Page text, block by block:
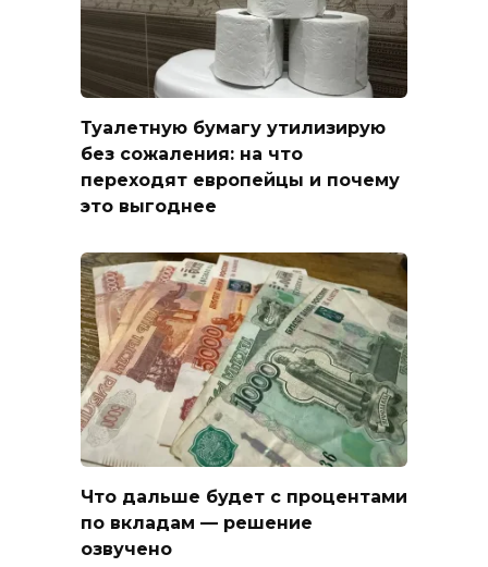
Туалетную бумагу утилизирую
без сожаления: на что
переходят европейцы и почему
это выгоднее
Что дальше будет с процентами
по вкладам — решение
озвучено